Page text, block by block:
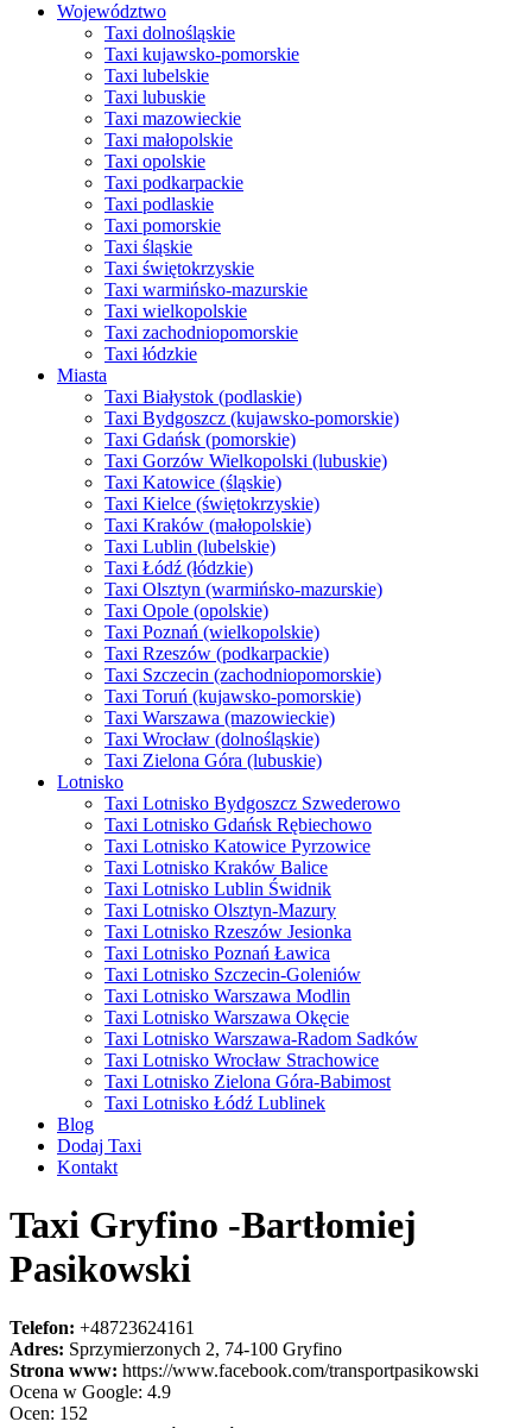
Województwo
Taxi dolnośląskie
Taxi kujawsko-pomorskie
Taxi lubelskie
Taxi lubuskie
Taxi mazowieckie
Taxi małopolskie
Taxi opolskie
Taxi podkarpackie
Taxi podlaskie
Taxi pomorskie
Taxi śląskie
Taxi świętokrzyskie
Taxi warmińsko-mazurskie
Taxi wielkopolskie
Taxi zachodniopomorskie
Taxi łódzkie
Miasta
Taxi Białystok (podlaskie)
Taxi Bydgoszcz (kujawsko-pomorskie)
Taxi Gdańsk (pomorskie)
Taxi Gorzów Wielkopolski (lubuskie)
Taxi Katowice (śląskie)
Taxi Kielce (świętokrzyskie)
Taxi Kraków (małopolskie)
Taxi Lublin (lubelskie)
Taxi Łódź (łódzkie)
Taxi Olsztyn (warmińsko-mazurskie)
Taxi Opole (opolskie)
Taxi Poznań (wielkopolskie)
Taxi Rzeszów (podkarpackie)
Taxi Szczecin (zachodniopomorskie)
Taxi Toruń (kujawsko-pomorskie)
Taxi Warszawa (mazowieckie)
Taxi Wrocław (dolnośląskie)
Taxi Zielona Góra (lubuskie)
Lotnisko
Taxi Lotnisko Bydgoszcz Szwederowo
Taxi Lotnisko Gdańsk Rębiechowo
Taxi Lotnisko Katowice Pyrzowice
Taxi Lotnisko Kraków Balice
Taxi Lotnisko Lublin Świdnik
Taxi Lotnisko Olsztyn-Mazury
Taxi Lotnisko Rzeszów Jesionka
Taxi Lotnisko Poznań Ławica
Taxi Lotnisko Szczecin-Goleniów
Taxi Lotnisko Warszawa Modlin
Taxi Lotnisko Warszawa Okęcie
Taxi Lotnisko Warszawa-Radom Sadków
Taxi Lotnisko Wrocław Strachowice
Taxi Lotnisko Zielona Góra-Babimost
Taxi Lotnisko Łódź Lublinek
Blog
Dodaj Taxi
Kontakt
Taxi Gryfino -Bartłomiej
Pasikowski
Telefon: +48723624161
Adres: Sprzymierzonych 2, 74-100 Gryfino
Strona www: https://www.facebook.com/transportpasikowski
Ocena w Google: 4.9
Ocen: 152